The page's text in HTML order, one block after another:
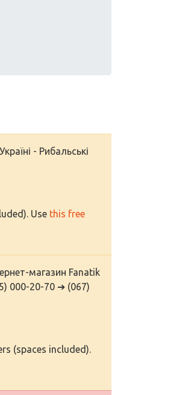
- Рибальські
Use this free
магазин Fanatik
000-20-70 ➔ (067)
(spaces included).